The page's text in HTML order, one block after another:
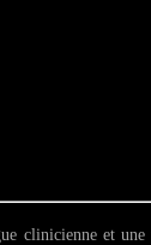
clinicienne et